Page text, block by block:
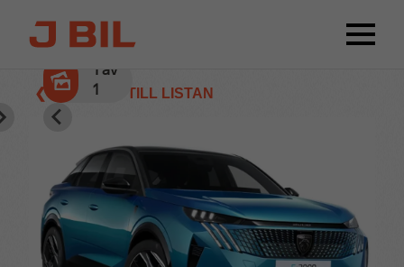
❮ TILLBAKA TILL LISTAN
1av
1